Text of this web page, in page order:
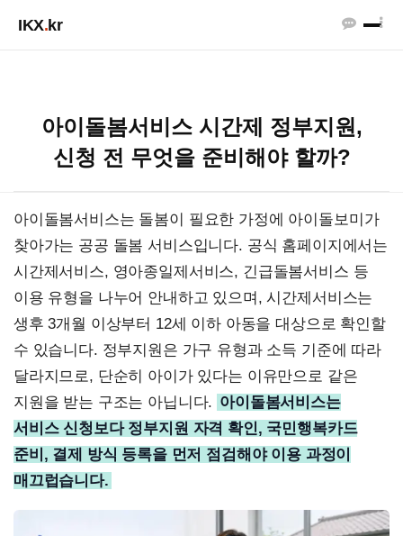
IKX.kr
아이돌봄서비스 시간제 정부지원,
신청 전 무엇을 준비해야 할까?
아이돌봄서비스는 돌봄이 필요한 가정에 아이돌보미가
찾아가는 공공 돌봄 서비스입니다. 공식 홈페이지에서는
시간제서비스, 영아종일제서비스, 긴급돌봄서비스 등
이용 유형을 나누어 안내하고 있으며, 시간제서비스는
생후 3개월 이상부터 12세 이하 아동을 대상으로 확인할
수 있습니다. 정부지원은 가구 유형과 소득 기준에 따라
달라지므로, 단순히 아이가 있다는 이유만으로 같은
지원을 받는 구조는 아닙니다. 아이돌봄서비스는
서비스 신청보다 정부지원 자격 확인, 국민행복카드
준비, 결제 방식 등록을 먼저 점검해야 이용 과정이
매끄럽습니다.